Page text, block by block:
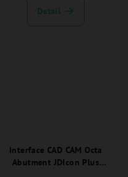
Detail
Interface CAD CAM Octa
Abutment JDIcon Plus